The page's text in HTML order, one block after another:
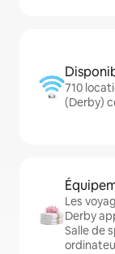
710
(Derby)
Les
Derby
Salle de